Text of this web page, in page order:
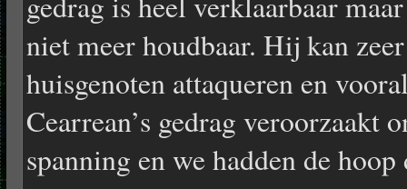
niet meer houdbaar. Hij kan
huisgenoten attaqueren en
Cearrean’s gedrag veroorzaakt
spanning en we hadden de